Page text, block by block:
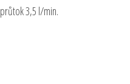
3,5 l/min.